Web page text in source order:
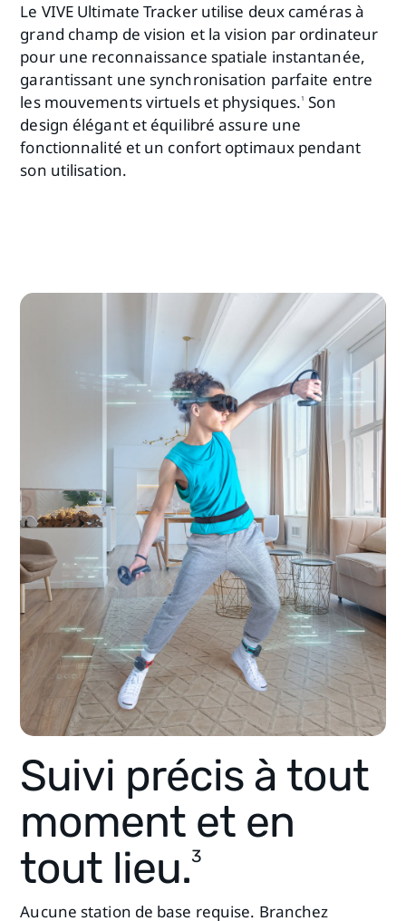
Le VIVE Ultimate Tracker utilise deux caméras à
grand champ de vision et la vision par ordinateur
pour une reconnaissance spatiale instantanée,
garantissant une synchronisation parfaite entre
les mouvements virtuels et physiques.1 Son
design élégant et équilibré assure une
fonctionnalité et un confort optimaux pendant
son utilisation.
Suivi précis à tout
moment et en
tout lieu.3
Aucune station de base requise. Branchez